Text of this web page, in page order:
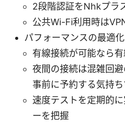
2段階認証をNhkプラ
公共Wi-Fi利用時は
パフォーマンスの最適化
有線接続が可能なら
夜間の接続は混雑回
事前に予約する気持
速度テストを定期的
ーを把握